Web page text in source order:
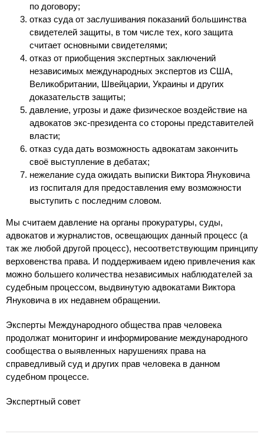
по договору;
отказ суда от заслушивания показаний большинства
свидетелей защиты, в том числе тех, кого защита
считает основными свидетелями;
отказ от приобщения экспертных заключений
независимых международных экспертов из США,
Великобритании, Швейцарии, Украины и других
доказательств защиты;
давление, угрозы и даже физическое воздействие на
адвокатов экс-президента со стороны представителей
власти;
отказ суда дать возможность адвокатам закончить
своё выступление в дебатах;
нежелание суда ожидать выписки Виктора Януковича
из госпиталя для предоставления ему возможности
выступить с последним словом.
Мы считаем давление на органы прокуратуры, суды,
адвокатов и журналистов, освещающих данный процесс (а
так же любой другой процесс), несоответствующим принципу
верховенства права. И поддерживаем идею привлечения как
можно большего количества независимых наблюдателей за
судебным процессом, выдвинутую адвокатами Виктора
Януковича в их недавнем обращении.
Эксперты Международного общества прав человека
продолжат мониторинг и информирование международного
сообщества о выявленных нарушениях права на
справедливый суд и других прав человека в данном
судебном процессе.
Экспертный совет